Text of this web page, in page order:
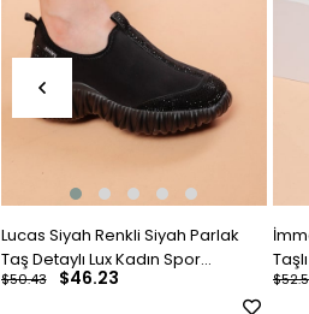
Lucas Siyah Renkli Siyah Parlak
Taş Detaylı Lux Kadın Spor
Ayakkabı$46.23
$50.43